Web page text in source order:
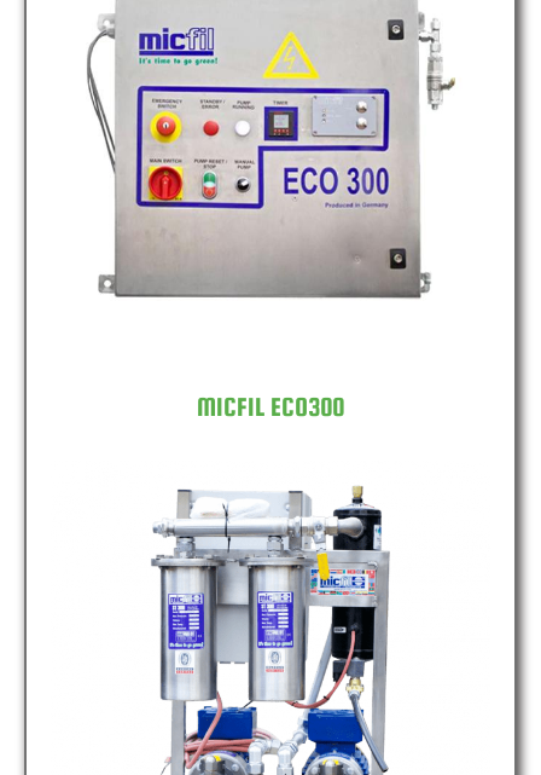
MICFIL ECO300
MICFIL ECO300
MICFIL ECO600